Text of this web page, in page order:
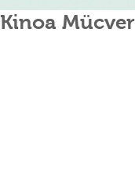
Kinoa Mücver